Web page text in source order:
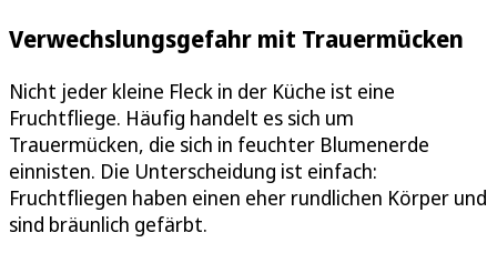
Verwechslungsgefahr mit Trauermücken
Nicht jeder kleine Fleck in der Küche ist eine
Fruchtfliege. Häufig handelt es sich um
Trauermücken, die sich in feuchter Blumenerde
einnisten. Die Unterscheidung ist einfach:
Fruchtfliegen haben einen eher rundlichen Körper und
sind bräunlich gefärbt.